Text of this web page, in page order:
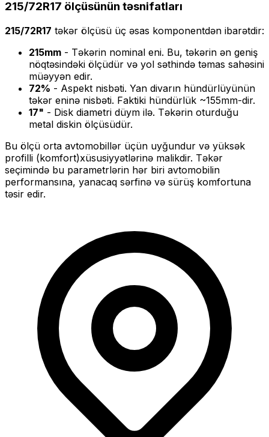
215/72R17 ölçüsünün təsnifatları
215/72R17 təkər ölçüsü üç əsas komponentdən ibarətdir:
215mm - Təkərin nominal eni. Bu, təkərin ən geniş
nöqtəsindəki ölçüdür və yol səthində təmas sahəsini
müəyyən edir.
72% - Aspekt nisbəti. Yan divarın hündürlüyünün
təkər eninə nisbəti. Faktiki hündürlük ~155mm-dir.
17" - Disk diametri düym ilə. Təkərin oturduğu
metal diskin ölçüsüdür.
Bu ölçü orta avtomobillər üçün uyğundur və yüksək
profilli (komfort)xüsusiyyətlərinə malikdir. Təkər
seçimində bu parametrlərin hər biri avtomobilin
performansına, yanacaq sərfinə və sürüş komfortuna
təsir edir.